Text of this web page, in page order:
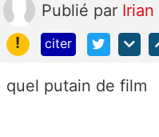
Publié par Irian
!
citer
quel putain de film